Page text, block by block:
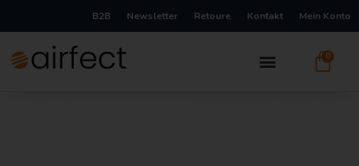
B2B Newsletter Retoure Kontakt Mein Konto
0